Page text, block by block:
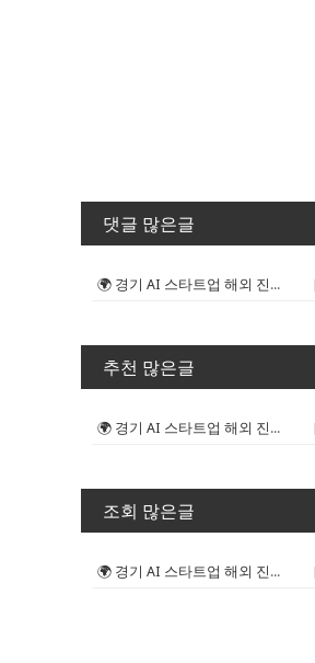
댓글 많은글
🌍 경기 AI 스타트업 해외 진출 판...
추천 많은글
🌍 경기 AI 스타트업 해외 진출 판...
조회 많은글
🌍 경기 AI 스타트업 해외 진출 판...